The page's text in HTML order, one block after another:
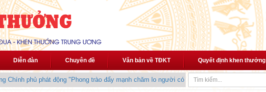
Diễn đàn Chuyên đề Văn bản về TĐKT Quyết định khen thưởng
phủ phát động "Phong trào đẩy mạnh chăm lo người có công với cách mạng"